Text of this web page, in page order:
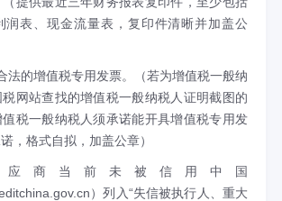
润表、现金流量表，复印件清晰并加盖公
的增值税专用发票。（若为增值税一般纳
网站查找的增值税一般纳税人证明截图的
税一般纳税人须承诺能开具增值税专用发
，格式自拟，加盖公章）
商当前未被信用中国
）列入“失信被执行人、重大